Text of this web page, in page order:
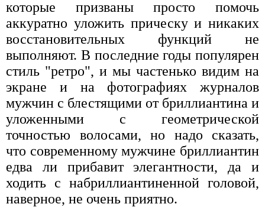
которые призваны просто помочь
аккуратно уложить прическу и никаких
восстановительных функций не
выполняют. В последние годы популярен
стиль "ретро", и мы частенько видим на
экране и на фотографиях журналов
мужчин с блестящими от бриллиантина и
уложенными с геометрической
точностью волосами, но надо сказать,
что современному мужчине бриллиантин
едва ли прибавит элегантности, да и
ходить с набриллиантиненной головой,
наверное, не очень приятно.